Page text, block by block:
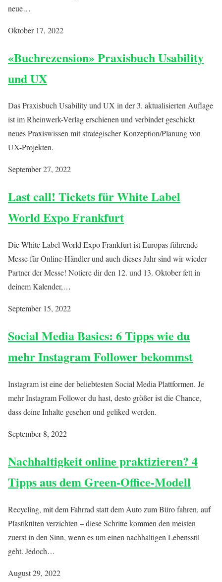
neue…
Oktober 17, 2022
«Buchrezension» Praxisbuch Usability
und UX
Das Praxisbuch Usability und UX in der 3. aktualisierten Auflage
ist im Rheinwerk-Verlag erschienen und verbindet geschickt
neues Praxiswissen mit strategischer Konzeption/Planung von
UX-Projekten.
September 27, 2022
Last call! Tickets für White Label
World Expo Frankfurt
Die White Label World Expo Frankfurt ist Europas führende
Messe für Online-Händler und auch dieses Jahr sind wir wieder
Partner der Messe! Notiere dir den 12. und 13. Oktober fett in
deinem Kalender,…
September 15, 2022
Social Media Basics: 6 Tipps wie du
mehr Instagram Follower bekommst
Instagram ist eine der beliebtesten Social Media Plattformen. Je
mehr Instagram Follower du hast, desto größer ist die Chance,
dass deine Inhalte gesehen und geliked werden.
September 8, 2022
Nachhaltigkeit online praktizieren? 4
Tipps aus dem Green-Office-Modell
Recycling, mit dem Fahrrad statt dem Auto zum Büro fahren, auf
Plastiktüten verzichten – diese Schritte kommen den meisten
zuerst in den Sinn, wenn es um einen nachhaltigen Lebensstil
geht. Jedoch…
August 29, 2022